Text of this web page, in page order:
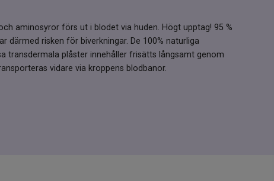
aminosyror förs ut i blodet via huden. Högt upptag! 95 %
därmed risken för biverkningar. De 100% naturliga
transdermala plåster innehåller frisätts långsamt genom
vidare via kroppens blodbanor.